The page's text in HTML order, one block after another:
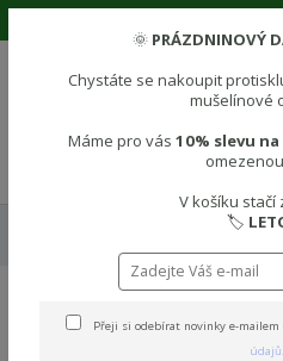
Souhlas se zpracováním
Souhlas se
🌞 PRÁZDNINOVÝ
Chystáte se nakoupit
mušelínové
Máme pro vás 10% slevu
V košíku stačí
🏷️
Přeji si odebírat novinky e-mailem
údajů